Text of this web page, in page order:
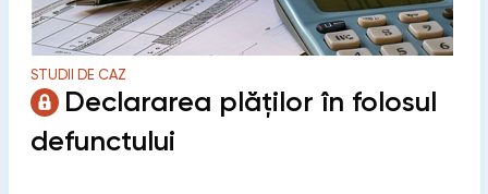
STUDII DE CAZ
Declararea plăților în folosul
defunctului